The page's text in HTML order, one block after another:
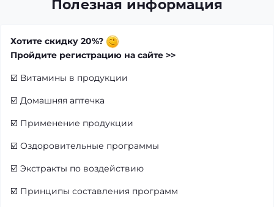
Полезная информация
Хотите скидку 20%?
Пройдите регистрацию на сайте >>
☑️ Витамины в продукции
☑️ Домашняя аптечка
☑️ Применение продукции
☑️ Оздоровительные программы
☑️ Экстракты по воздействию
☑️ Принципы составления программ